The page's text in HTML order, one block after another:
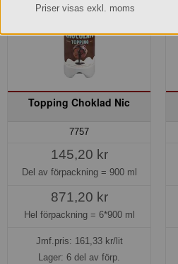
Topping Choklad Nic
7757
145,20 kr
Del av förpackning = 900 ml
871,20 kr
Hel förpackning = 6*900 ml
Jmf.pris: 161,33kr/lit
Lager: 6 del av förp.
Priser visas exkl. moms